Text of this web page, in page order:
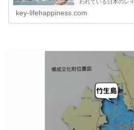
われている日本のレ
名な「富士山を中心
結ぶライン」を紹介
key-lifehappiness.com